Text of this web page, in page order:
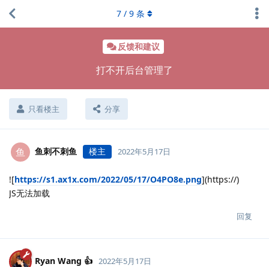
反馈和建议
打不开后台管理了
只看楼主 分享
7 / 9 条
鱼 鱼刺不刺鱼 楼主 2022年5月17日
![https://s1.ax1x.com/2022/05/17/O4PO8e.png](https://)
JS无法加载
回复
Ryan Wang 👍 2022年5月17日